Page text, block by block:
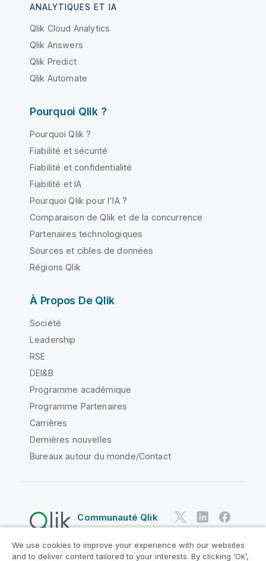
ANALYTIQUES ET IA
Qlik Cloud Analytics
Qlik Answers
Qlik Predict
Qlik Automate
Pourquoi Qlik ?
Pourquoi Qlik ?
Fiabilité et sécurité
Fiabilité et confidentialité
Fiabilité et IA
Pourquoi Qlik pour l'IA ?
Comparaison de Qlik et de la concurrence
Partenaires technologiques
Sources et cibles de données
Régions Qlik
À Propos De Qlik
Société
Leadership
RSE
DEI&B
Programme académique
Programme Partenaires
Carrières
Dernières nouvelles
Bureaux autour du monde/Contact
Communauté Qlik
Contrats juridiques
We use cookies to improve your experience with our websites
and to deliver content tailored to your interests. By clicking ‘Ok’,